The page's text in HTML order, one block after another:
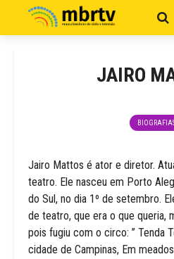
JAIRO
Jairo Mattos é ator e diretor.
teatro. Ele nasceu em Porto
do Sul, no dia 1º de setembro.
de teatro, que era o que queria,
pois fugiu com o circo: ” Tenda
cidade de Campinas, Em